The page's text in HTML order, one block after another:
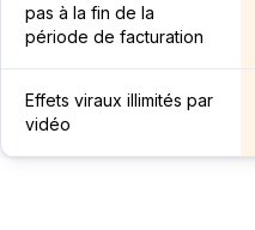
pas à la fin de la
période de facturation
Effets viraux illimités par
vidéo